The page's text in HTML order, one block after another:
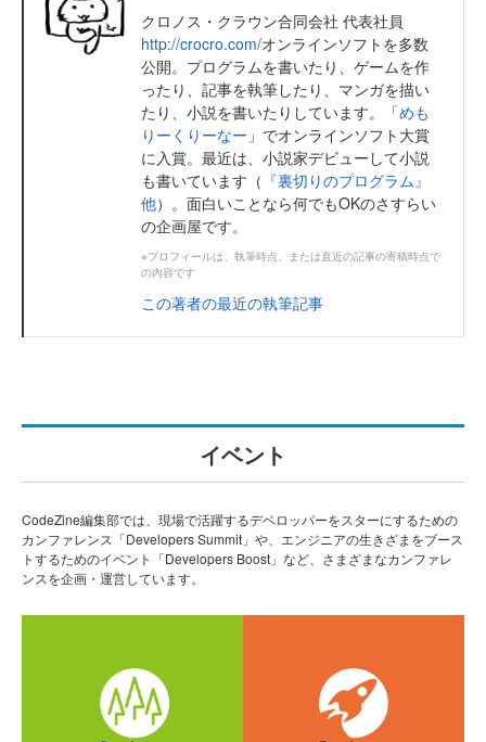
クロノス・クラウン合同会社 代表社員
http://crocro.com/オンラインソフトを多数
公開。プログラムを書いたり、ゲームを作
ったり、記事を執筆したり、マンガを描い
たり、小説を書いたりしています。「めも
りーくりーなー 」でオンラインソフト大賞
に入賞。最近は、小説家デビューして小説
も書いています（ 『裏切りのプログラム』
他）。面白いことなら何でもOKのさすらい
の企画屋です。
※プロフィールは、執筆時点、または直近の記事の寄稿時点で
の内容です
この著者の最近の執筆記事
イベント
CodeZine編集部では、現場で活躍するデベロッパーをスターにするための
カンファレンス「Developers Summit」や、エンジニアの生きざまをブース
トするためのイベント「Developers Boost」など、さまざまなカンファレ
ンスを企画・運営しています。